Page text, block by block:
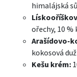
himalájská
ořechy, 10
Arašídovo-
kokosová
Kešu krém: